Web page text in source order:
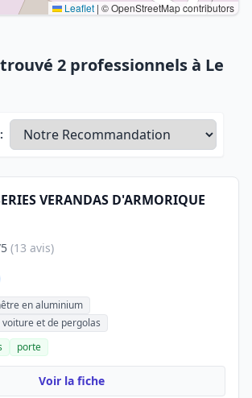
Leaflet | © OpenStreetMap contributors
2 professionnels à Le
VERANDAS D'ARMORIQUE
(13 avis)
en aluminium
et de pergolas
porte
Voir la fiche